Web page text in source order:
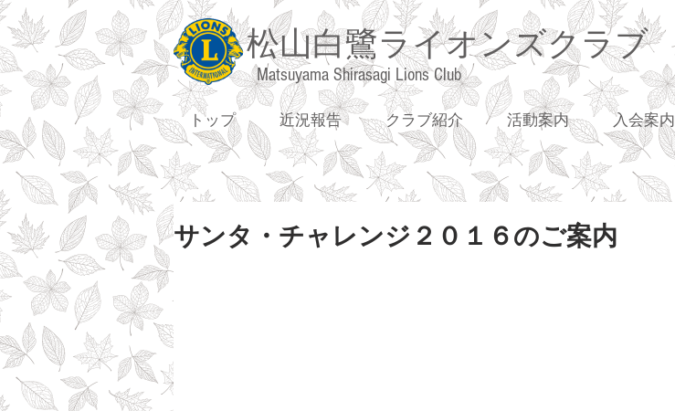
松山白鷺ライオンズクラブ
Matsuyama Shirasagi Lions Club
トップ 近況報告 クラブ紹介 活動案内 入会案内
サンタ・チャレンジ２０１６のご案内